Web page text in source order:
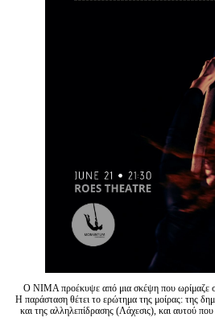
Είσοδος διαχειριστή
Ο NIMA προέκυψε από μια σκέψη που ωρίμαζε
Η παράσταση θέτει το ερώτημα της μοίρας: της
και της αλληλεπίδρασης (Λάχεσις), και αυτού